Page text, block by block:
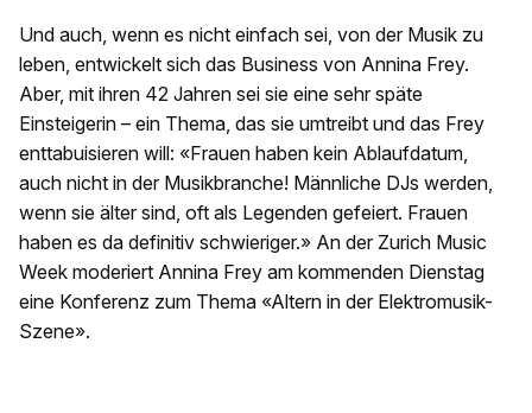
Und auch, wenn es nicht einfach sei, von der Musik zu
leben, entwickelt sich das Business von Annina Frey.
Aber, mit ihren 42 Jahren sei sie eine sehr späte
Einsteigerin – ein Thema, das sie umtreibt und das Frey
enttabuisieren will: «Frauen haben kein Ablaufdatum,
auch nicht in der Musikbranche! Männliche DJs werden,
wenn sie älter sind, oft als Legenden gefeiert. Frauen
haben es da definitiv schwieriger.» An der Zurich Music
Week moderiert Annina Frey am kommenden Dienstag
eine Konferenz zum Thema «Altern in der Elektromusik-
Szene».